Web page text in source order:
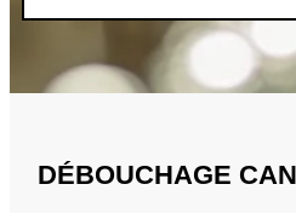
DÉBOUCHAGE